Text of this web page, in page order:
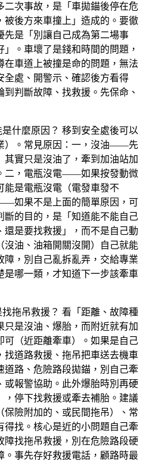
次事故，是「車拋錨後停在危
被後方來車撞上」造成的。要徹
先是「別讓自己成為第二場事
。車壞了是錢和時間的問題，
車道上被撞是命的問題，無法
全處、開警示、確認後方看得
判斷故障、找救援。先保命、
什麼原因？ 移到安全處後可以
）。常見原因：一，沒油——先
實只是沒油了，牽到加油站加
二，電瓶沒電——如果按發動微
能是電瓶沒電（電發車發不
如果不是上面的簡單原因，可
斷的目的，是「知道能不能自己
是要找救援」，而不是自己動
油、油箱開關沒開）自己就能
，別自己亂拆亂弄，交給專業
是哪一類，才知道下一步該牽車
拖吊救援？ 看「距離、故障種
是沒油、爆胎，而附近就有加
可（近距離牽車）。如果是自己
找道路救援、拖吊把車送去機車
道路、危險路段拋錨，別自己牽
報警協助。此外爆胎時別再硬
，停下找救援或牽去補胎。建議
險附加的、或民間拖吊）、常
得找。核心是近的小問題自己牽
找拖吊救援，別在危險路段硬
事先存好救援電話，顧路時最